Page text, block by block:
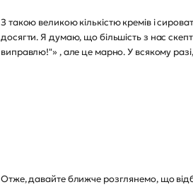
З такою великою кількістю кремів і
досягти. Я думаю, що більшість з нас
виправлю!"» , але це марно. У всякому
Отже, давайте ближче розглянемо, що